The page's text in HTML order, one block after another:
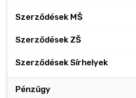
Szerződések MŠ
Szerződések ZŠ
Szerződések Sírhelyek
Pénzügy